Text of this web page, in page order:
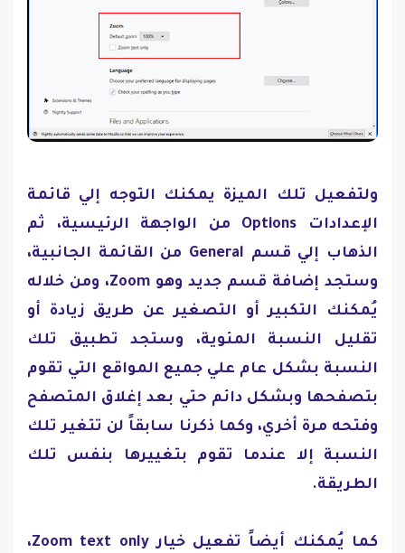
ولتفعيل تلك الميزة يمكنك التوجه إلي قائمة
الإعدادات Options من الواجهة الرئيسية، ثم
الذهاب إلي قسم General من القائمة الجانبية،
وستجد إضافة قسم جديد وهو Zoom، ومن خلاله
يُمكنك التكبير أو التصغير عن طريق زيادة أو
تقليل النسبة المئوية، وستجد تطبيق تلك
النسبة بشكل عام علي جميع المواقع التي تقوم
بتصفحها وبشكل دائم حتي بعد إغلاق المتصفح
وفتحه مرة أخري، وكما ذكرنا سابقاً لن تتغير تلك
النسبة إلا عندما تقوم بتغييرها بنفس تلك
الطريقة.
كما يُمكنك أيضاً تفعيل خيار Zoom text only،